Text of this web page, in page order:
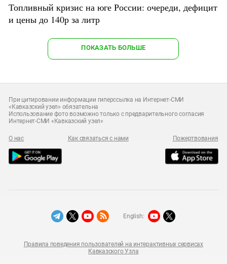
Топливный кризис на юге России: очереди, дефицит
и цены до 140р за литр
ПОКАЗАТЬ БОЛЬШЕ
При цитировании информации гиперссылка на Интернет-СМИ
«Кавказский узел» обязательна
Использование фото возможно только с предварительного согласия
Интернет-СМИ «Кавказский узел»
О нас Как связаться с нами Пожертвования
Правила поведения пользователей на интерактивных сервисах
Кавказского Узла
English: